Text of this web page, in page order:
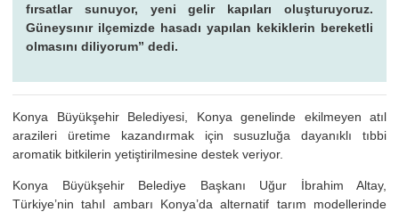
fırsatlar sunuyor, yeni gelir kapıları oluşturuyoruz.
Güneysınır ilçemizde hasadı yapılan kekiklerin bereketli
olmasını diliyorum” dedi.
Konya Büyükşehir Belediyesi, Konya genelinde ekilmeyen atıl
arazileri üretime kazandırmak için susuzluğa dayanıklı tıbbi
aromatik bitkilerin yetiştirilmesine destek veriyor.
Konya Büyükşehir Belediye Başkanı Uğur İbrahim Altay,
Türkiye’nin tahıl ambarı Konya’da alternatif tarım modellerinde